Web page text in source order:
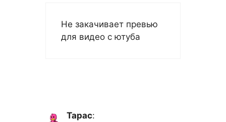
Не закачивает превью
для видео с ютуба
Тарас: